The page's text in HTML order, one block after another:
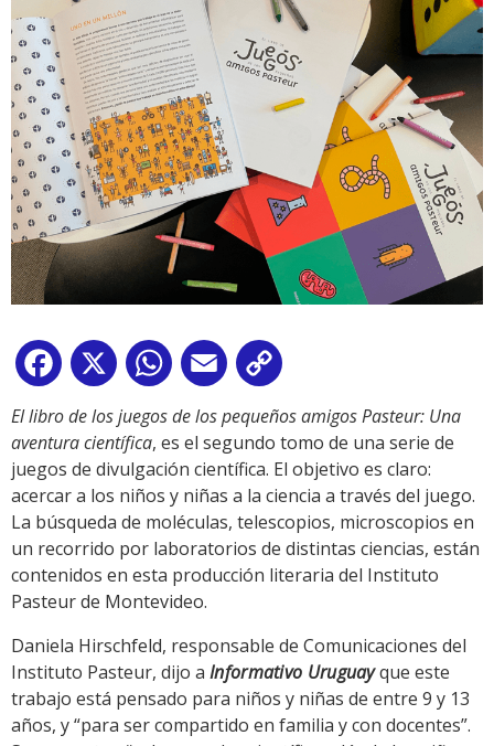
Facebook
X WhatsApp
Email
Link
El libro de los juegos de los pequeños amigos Pasteur: Una
aventura científica, es el segundo tomo de una serie de
juegos de divulgación científica. El objetivo es claro:
acercar a los niños y niñas a la ciencia a través del juego.
La búsqueda de moléculas, telescopios, microscopios en
un recorrido por laboratorios de distintas ciencias, están
contenidos en esta producción literaria del Instituto
Pasteur de Montevideo.
Daniela Hirschfeld, responsable de Comunicaciones del
Instituto Pasteur, dijo a Informativo Uruguayque este
trabajo está pensado para niños y niñas de entre 9 y 13
años, y “para ser compartido en familia y con docentes”.